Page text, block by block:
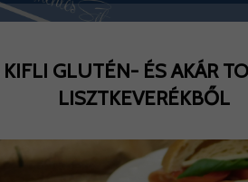
KIFLI GLUTÉN- ÉS AKÁR
LISZTKEVERÉKBŐL